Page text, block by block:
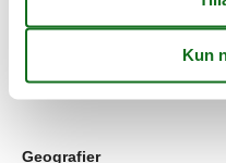
Artikeltyper
Geografier